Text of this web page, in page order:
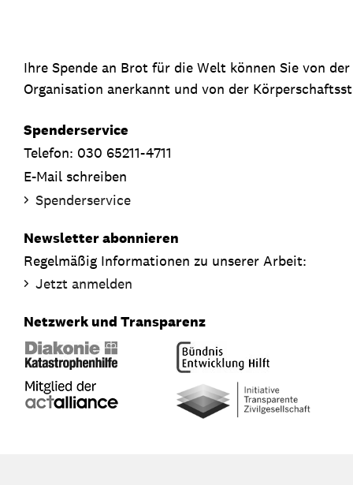
Ihre Spende an Brot für die Welt können Sie von
Organisation anerkannt und von der
Spenderservice
Telefon: 030 65211-4711
E-Mail schreiben
Spenderservice
Newsletter abonnieren
Regelmäßig Informationen zu unserer Arbeit:
Jetzt anmelden
Netzwerk und Transparenz